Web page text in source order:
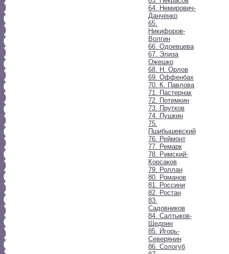
64. Немирович-
Данченко
65.
Никифоров-
Волгин
66. Одоевцева
67. Элиза
Ожешко
68. Н. Орлов
69. Оффенбах
70. К. Павлова
71. Пастернак
72. Потемкин
73. Прутков
74. Пушкин
75.
Пшибышевский
76. Реймонт
77. Ремарк
78. Римский-
Корсаков
79. Роллан
80. Романов
81. Россини
82. Ростан
83.
Садовников
84. Салтыков-
Щедрин
85. Игорь-
Северянин
86. Сологуб